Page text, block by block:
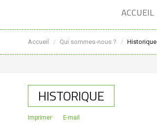
ACCUEIL
Accueil / Qui sommes-nous ? / Historique
HISTORIQUE
Imprimer E-mail